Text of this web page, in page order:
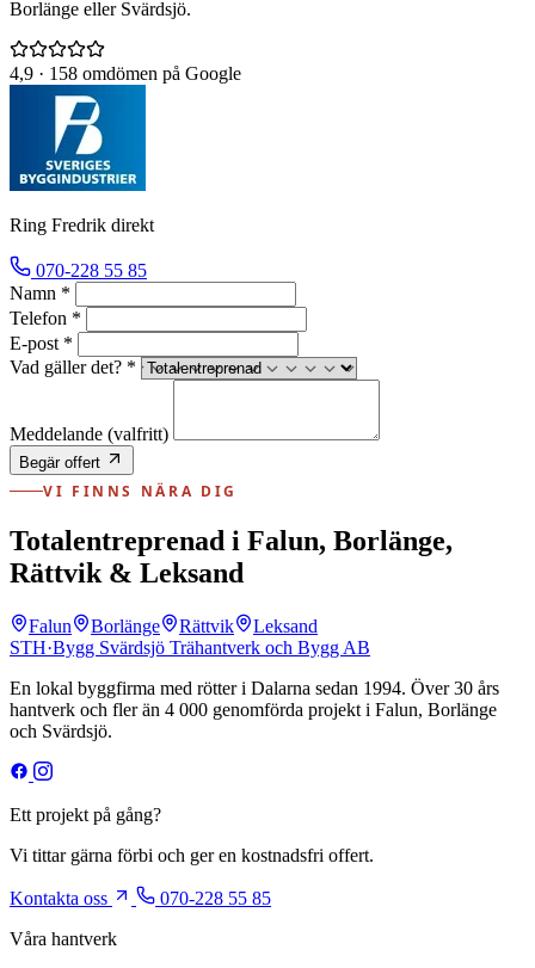
Borlänge eller Svärdsjö.
4,9 · 158 omdömen på Google
Ring Fredrik direkt
070-228 55 85
Namn *
Telefon *
E-post *
Vad gäller det? *
Meddelande (valfritt)
Begär offert
VI FINNS NÄRA DIG
Totalentreprenad i Falun, Borlänge,
Rättvik & Leksand
Falun Borlänge Rättvik
Leksand
STH·Bygg Svärdsjö Trähantverk och Bygg AB
En lokal byggfirma med rötter i Dalarna sedan 1994. Över 30 års
hantverk och fler än 4 000 genomförda projekt i Falun, Borlänge
och Svärdsjö.
Ett projekt på gång?
Vi tittar gärna förbi och ger en kostnadsfri offert.
Kontakta oss
070-228 55 85
Våra hantverk